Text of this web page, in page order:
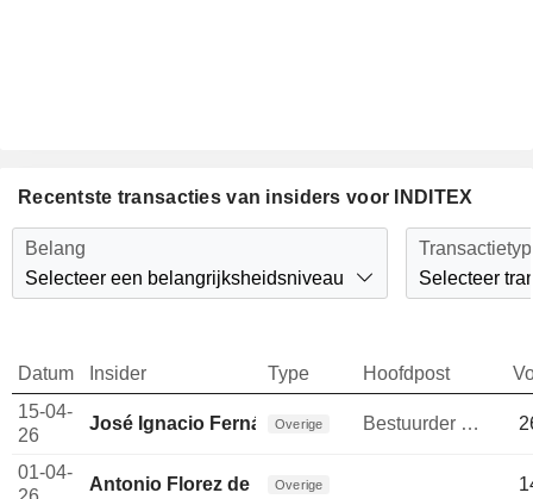
Recentste transacties van insiders voor INDITEX
Belang
Selecteer een belangrijksheidsniveau
Selecteer
Datum Insider Type Hoofdpost
15-04-
26
José Ignacio Fernández
Overige Bestuurder / senior manager
01-04-
Antonio Florez de la Fuente
Overige